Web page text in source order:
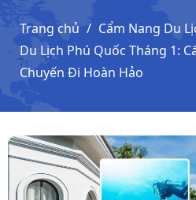
Trang chủ
Cẩm Nang Du
Du Lịch Phú Quốc Tháng 1:
Chuyến Đi Hoàn Hảo